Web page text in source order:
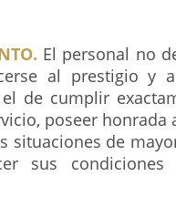
El personal no
al prestigio y
de cumplir
poseer
situaciones de
sus condiciones